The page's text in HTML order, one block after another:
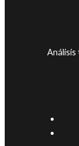
Análisis